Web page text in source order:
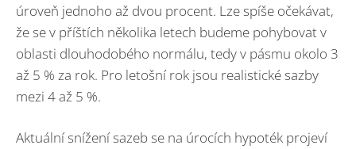
úroveň jednoho až dvou procent. Lze spíše očekávat,
že se v příštích několika letech budeme pohybovat v
oblasti dlouhodobého normálu, tedy v pásmu okolo 3
až 5 % za rok. Pro letošní rok jsou realistické sazby
mezi 4 až 5 %.
Aktuální snížení sazeb se na úrocích hypoték projeví